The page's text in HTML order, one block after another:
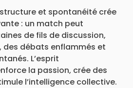
et spontanéité crée
: un match peut
de fils de discussion,
des débats enflammés et
L’esprit
la passion, crée des
l’intelligence collective.